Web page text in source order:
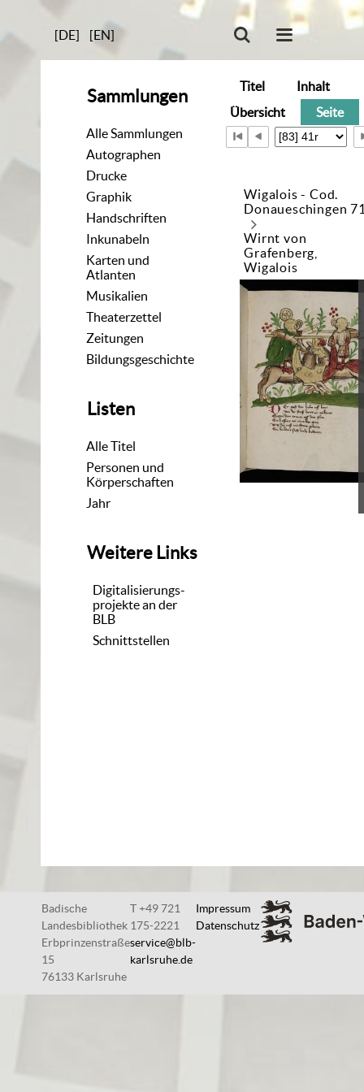
[DE] [EN]
Sammlungen
Alle Sammlungen
Autographen
Drucke
Graphik
Handschriften
Inkunabeln
Karten und
Atlanten
Musikalien
Theaterzettel
Zeitungen
Bildungsgeschichte
Listen
Alle Titel
Personen und
Körperschaften
Jahr
Weitere Links
Digitalisierungs-
projekte an der
BLB
Schnittstellen
Titel
Inhalt
Übersicht
Seite
Wigalois - Cod.
Donaueschingen
Wirnt von
Grafenberg,
Wigalois
Badische
Landesbibliothek
Erbprinzenstraße
15
76133 Karlsruhe
T +49 721
175-2221
service@blb-
karlsruhe.de
Impressum
Datenschutz